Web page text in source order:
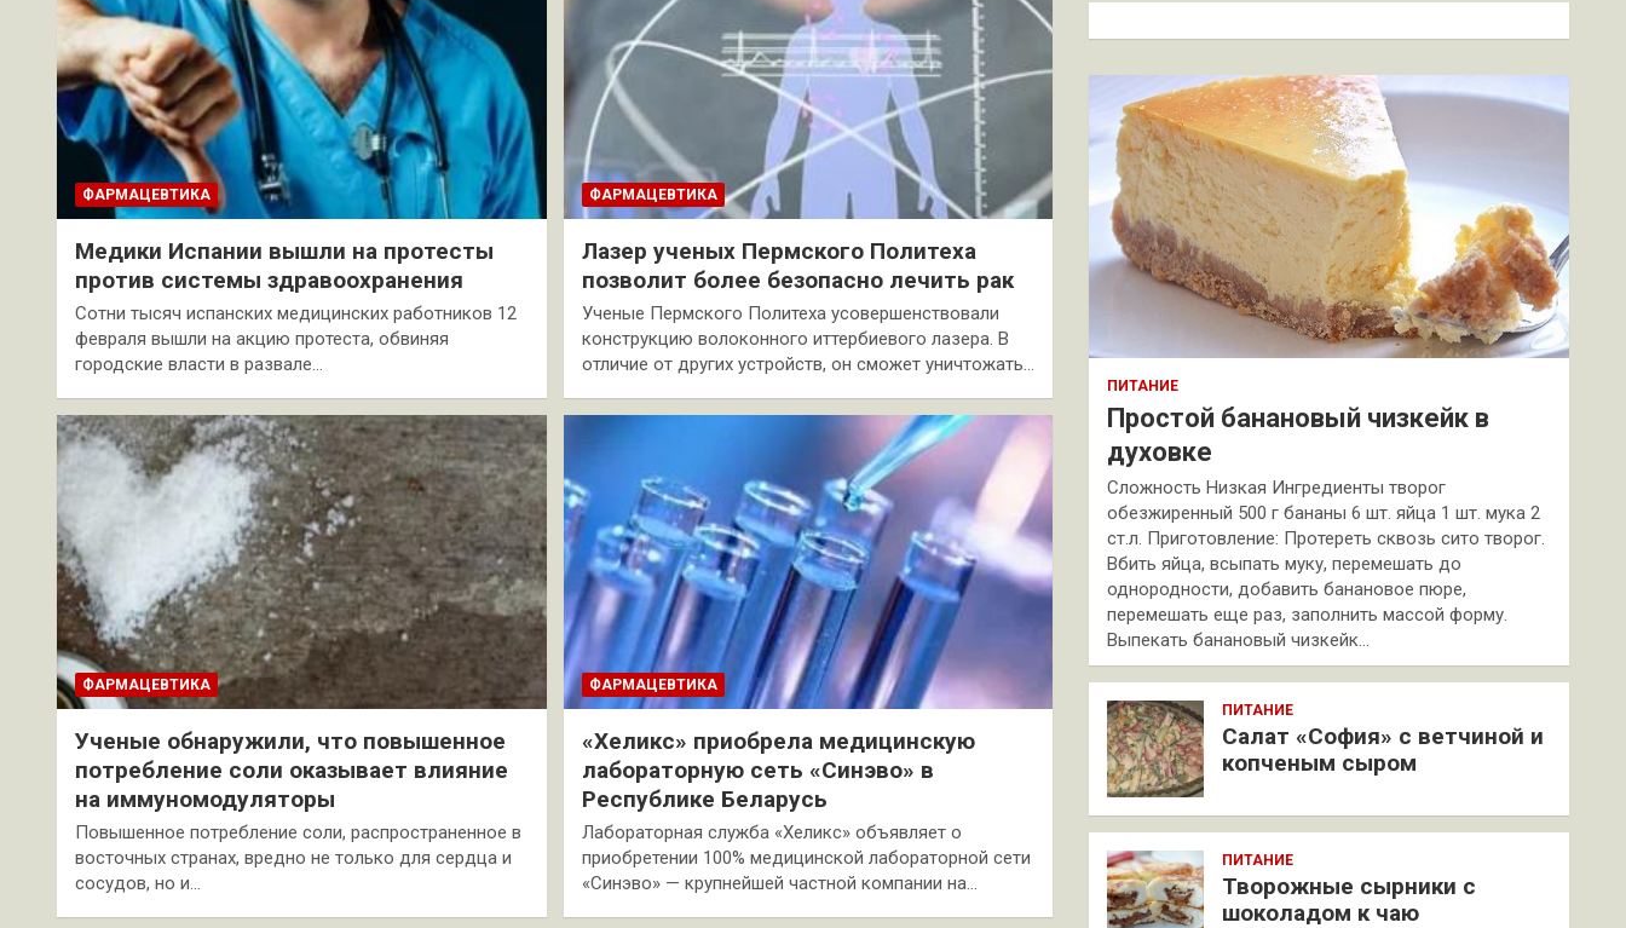
ФАРМАЦЕВТИКА
Медики Испании вышли на протесты
против системы здравоохранения
Сотни тысяч испанских медицинских работников 12
февраля вышли на акцию протеста, обвиняя
городские власти в развале…
ФАРМАЦЕВТИКА
Лазер ученых Пермского Политеха
позволит более безопасно лечить рак
Ученые Пермского Политеха усовершенствовали
конструкцию волоконного иттербиевого лазера. В
отличие от других устройств, он сможет уничтожать…
ФАРМАЦЕВТИКА
Ученые обнаружили, что повышенное
потребление соли оказывает влияние
на иммуномодуляторы
Повышенное потребление соли, распространенное в
восточных странах, вредно не только для сердца и
сосудов, но и…
ФАРМАЦЕВТИКА
«Хеликс» приобрела медицинскую
лабораторную сеть «Синэво» в
Республике Беларусь
Лабораторная служба «Хеликс» объявляет о
приобретении 100% медицинской лабораторной сети
«Синэво» — крупнейшей частной компании на…
к
ПИТАНИЕ
Простой банановый чизкейк в
духовке
Сложность Низкая Ингредиенты творог
обезжиренный 500 г бананы 6 шт. яйца 1 шт. мука 2
ст.л. Приготовление: Протереть сквозь сито творог.
Вбить яйца, всыпать муку, перемешать до
однородности, добавить банановое пюре,
перемешать еще раз, заполнить массой форму.
Выпекать банановый чизкейк…
ПИТАНИЕ
Салат «София» с ветчиной и
копченым сыром
ПИТАНИЕ
Творожные сырники с
шоколадом к чаю